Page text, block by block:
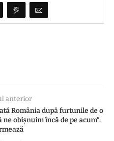
anterior
România după furtunile de o
obișnuim încă de pe acum”.